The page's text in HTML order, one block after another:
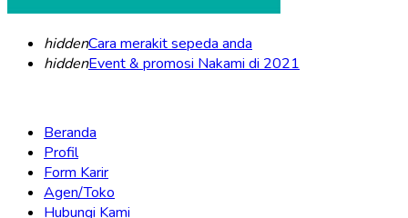
hiddenCara merakit sepeda anda
hiddenEvent & promosi Nakami di 2021
Beranda
Profil
Form Karir
Agen/Toko
Hubungi Kami